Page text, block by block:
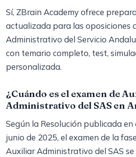
Sí, ZBrain Academy ofrece
actualizada para las oposiciones
Administrativo del Servicio
con temario completo, test,
personalizada.
¿Cuándo es el examen de
Administrativo del SAS en
Según la Resolución publicada en
junio de 2025, el examen de la
Auxiliar Administrativo del SAS